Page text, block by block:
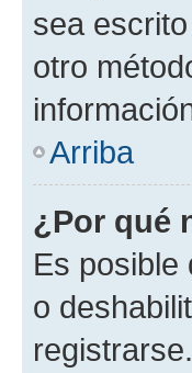
sea
otro
Arriba
¿Por qué
Es posible
o